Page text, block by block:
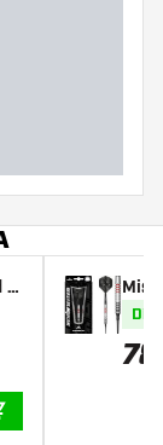
S
e
78